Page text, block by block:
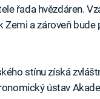
řada hvězdáren.
Zemi a zároveň bude
stínu získá
ústav